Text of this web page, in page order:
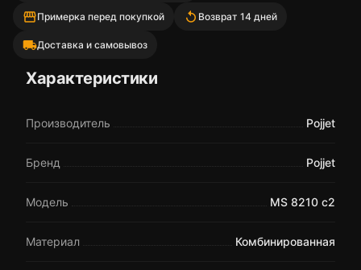
storefrontПримерка перед покупкой replay Возврат 14 дней
local_shippingДоставка и самовывоз
Характеристики
Производитель Pojjet
Бренд Pojjet
Модель MS 8210 c2
Материал Комбинированная